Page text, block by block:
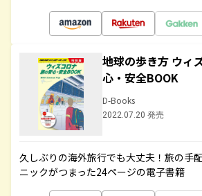
地球の歩き方 ウィ
心・安全BOOK
D-Books
2022.07.20 発売
久しぶりの海外旅行でも大丈夫！旅の手
ニックがつまった24ページの電子書籍